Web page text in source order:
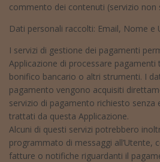
commento dei contenuti (servizio non
Dati personali raccolti: Email, Nome e
I servizi di gestione dei pagamenti
Applicazione di processare
bonifico bancario o altri strumenti. I
pagamento vengono acquisiti
servizio di pagamento richiesto senza
trattati da questa Applicazione.
Alcuni di questi servizi potrebbero
programmato di messaggi all’Utente,
fatture o notifiche riguardanti il